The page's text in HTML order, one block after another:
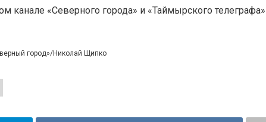
канале «Северного города» и «Таймырского телеграфа»
город»/Николай Щипко